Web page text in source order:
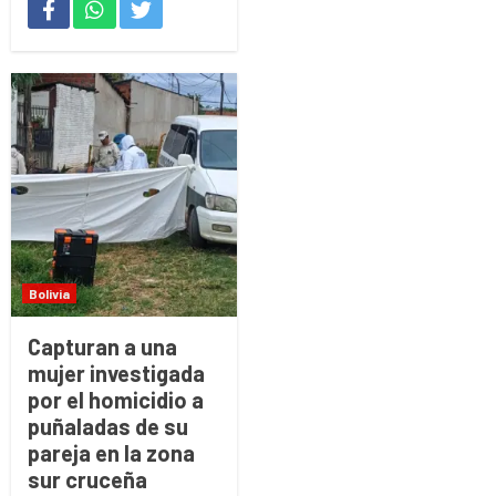
Bolivia
Capturan a una
mujer investigada
por el homicidio a
puñaladas de su
pareja en la zona
sur cruceña